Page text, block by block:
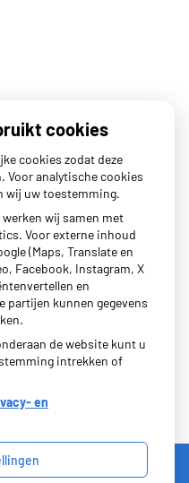
herkent als je verder kijkt
mogen voorschrijven,
kabinet omhoog
ziekte meer: aantal
cookies
cookies zodat deze
Voor analytische cookies
wij uw toestemming.
wij samen met
Voor externe inhoud
(Maps, Translate en
Facebook, Instagram, X
en
partijen kunnen gegevens
de website kunt u
intrekken of
en